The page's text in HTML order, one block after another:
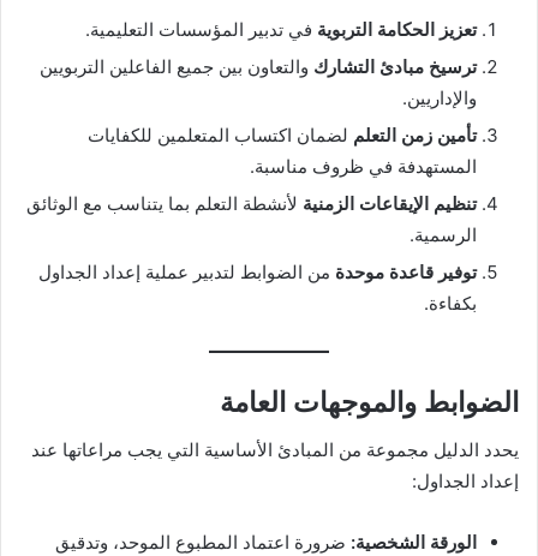
تعزيز الحكامة التربوية في تدبير المؤسسات التعليمية.
ترسيخ مبادئ التشارك والتعاون بين جميع الفاعلين التربويين
والإداريين.
تأمين زمن التعلم لضمان اكتساب المتعلمين للكفايات
المستهدفة في ظروف مناسبة.
تنظيم الإيقاعات الزمنية لأنشطة التعلم بما يتناسب مع الوثائق
الرسمية.
توفير قاعدة موحدة من الضوابط لتدبير عملية إعداد الجداول
بكفاءة.
الضوابط والموجهات العامة
يحدد الدليل مجموعة من المبادئ الأساسية التي يجب مراعاتها عند
إعداد الجداول:
الورقة الشخصية: ضرورة اعتماد المطبوع الموحد، وتدقيق